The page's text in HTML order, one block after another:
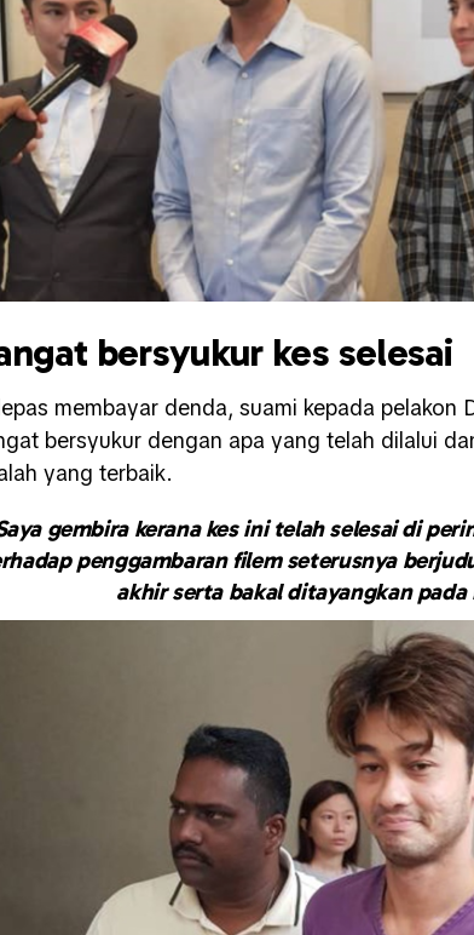
bersyukur kes selesai
membayar denda, suami kepada pelakon
bersyukur dengan apa yang telah dilalui
yang terbaik.
gembira kerana kes ini telah selesai di
penggambaran filem seterusnya
akhir serta bakal ditayangkan pada